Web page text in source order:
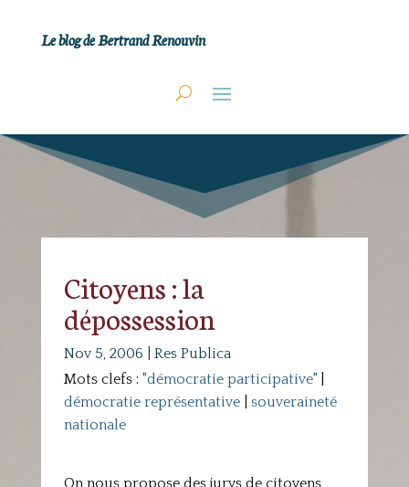
Le blog de Bertrand Renouvin
Citoyens : la
dépossession
Nov 5, 2006
Res Publica
Mots clefs : "démocratie participative"|
démocratie représentative| souveraineté
nationale
On nous propose des jurys de citoyens